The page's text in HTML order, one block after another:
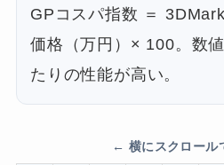
GPコスパ指数 ＝
価格（万円）× 100。数
たりの性能が高い。